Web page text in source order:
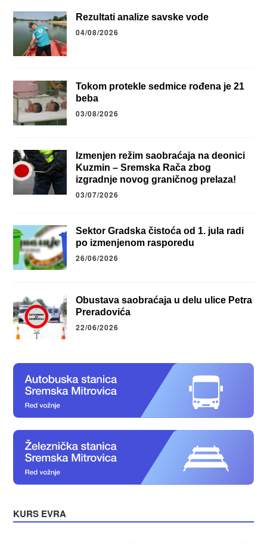
Rezultati analize savske vode
04/08/2026
Tokom protekle sedmice rođena je 21
beba
03/08/2026
Izmenjen režim saobraćaja na deonici
Kuzmin – Sremska Rača zbog
izgradnje novog graničnog prelaza!
03/07/2026
Sektor Gradska čistoća od 1. jula radi
po izmenjenom rasporedu
26/06/2026
Obustava saobraćaja u delu ulice Petra
Preradovića
22/06/2026
KURS EVRA